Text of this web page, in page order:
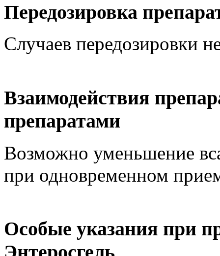
Передозировка
Случаев передозировки
Взаимодействия
препаратами
Возможно уменьшение
при одновременном
Особые указания при